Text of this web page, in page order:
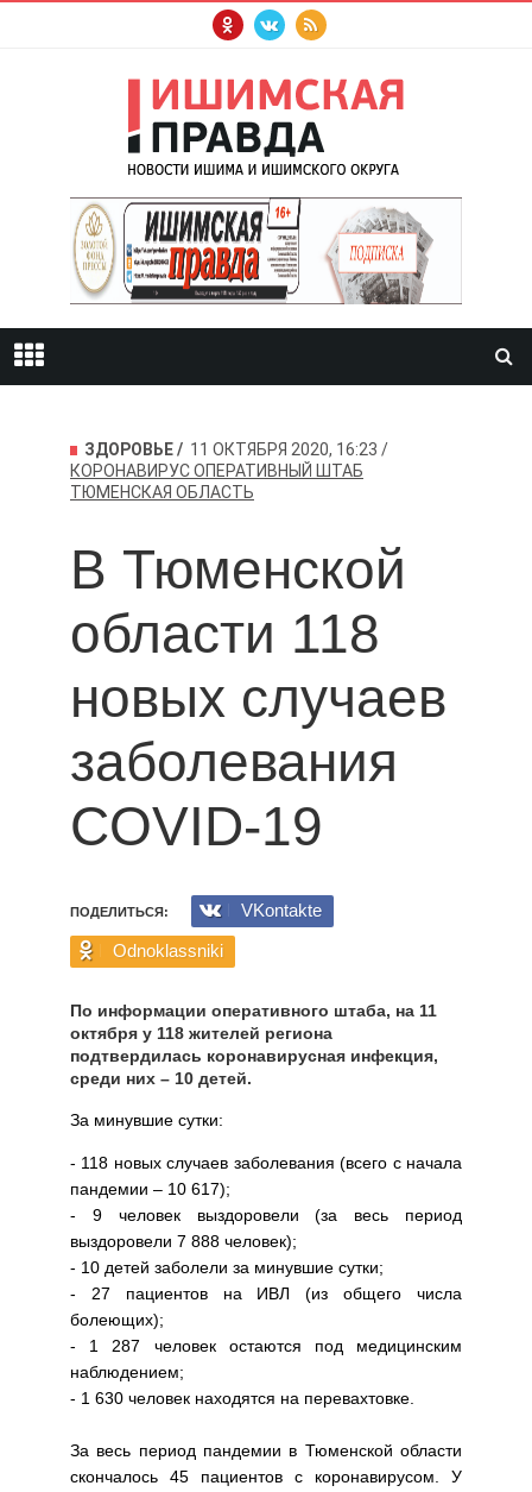
ЗДОРОВЬЕ
11 ОКТЯБРЯ 2020, 16:23
КОРОНАВИРУСОПЕРАТИВНЫЙ ШТАБ
ТЮМЕНСКАЯ ОБЛАСТЬ
В Тюменской
области 118
новых случаев
заболевания
COVID-19
ПОДЕЛИТЬСЯ:
VKontakte
Odnoklassniki
По информации оперативного штаба, на 11
октября у 118 жителей региона
подтвердилась коронавирусная инфекция,
среди них – 10 детей.
За минувшие сутки:
- 118 новых случаев заболевания (всего с начала
пандемии – 10 617);
- 9 человек выздоровели (за весь период
выздоровели 7 888 человек);
- 10 детей заболели за минувшие сутки;
- 27 пациентов на ИВЛ (из общего числа
болеющих);
- 1 287 человек остаются под медицинским
наблюдением;
- 1 630 человек находятся на перевахтовке.
За весь период пандемии в Тюменской области
скончалось 45 пациентов с коронавирусом. У